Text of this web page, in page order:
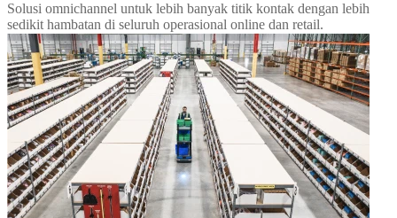
Solusi omnichannel untuk lebih banyak titik kontak dengan lebih
sedikit hambatan di seluruh operasional online dan retail.